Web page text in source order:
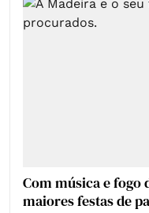
Com música e fogo
maiores festas de